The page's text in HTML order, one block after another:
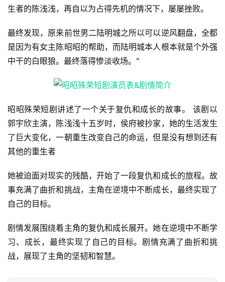
首
页
📖
生者的陈浅浅，再自以为占得先机的情况下，屡屡挫败。
最终发现，原来前世男二陆明城之所以可以逆风翻盘，全都
是因为有女主陈昭昭的帮助，而陆明城本人根本就是个外强
中干的白眼狼。最终落得惨淡收场。"
昭昭殊荣短剧讲述了一个关于复仇和成长的故事。 该剧以
郭宇欣主演，陈浅浅十五岁时，侯府被抄家，她的生活发生
了巨大变化，一朝重生改变自己的命运，但是没有想到还有
其他的重生者
她被迫面对现实的残酷，开始了一段复仇和成长的旅程。故
事充满了曲折和挑战，主角在逆境中不断成长，最终实现了
自己的目标。
剧情发展围绕着主角的复仇和成长展开。她在逆境中不断学
习、成长，最终实现了自己的目标。剧情充满了曲折和挑
战，展现了主角的坚韧和智慧。